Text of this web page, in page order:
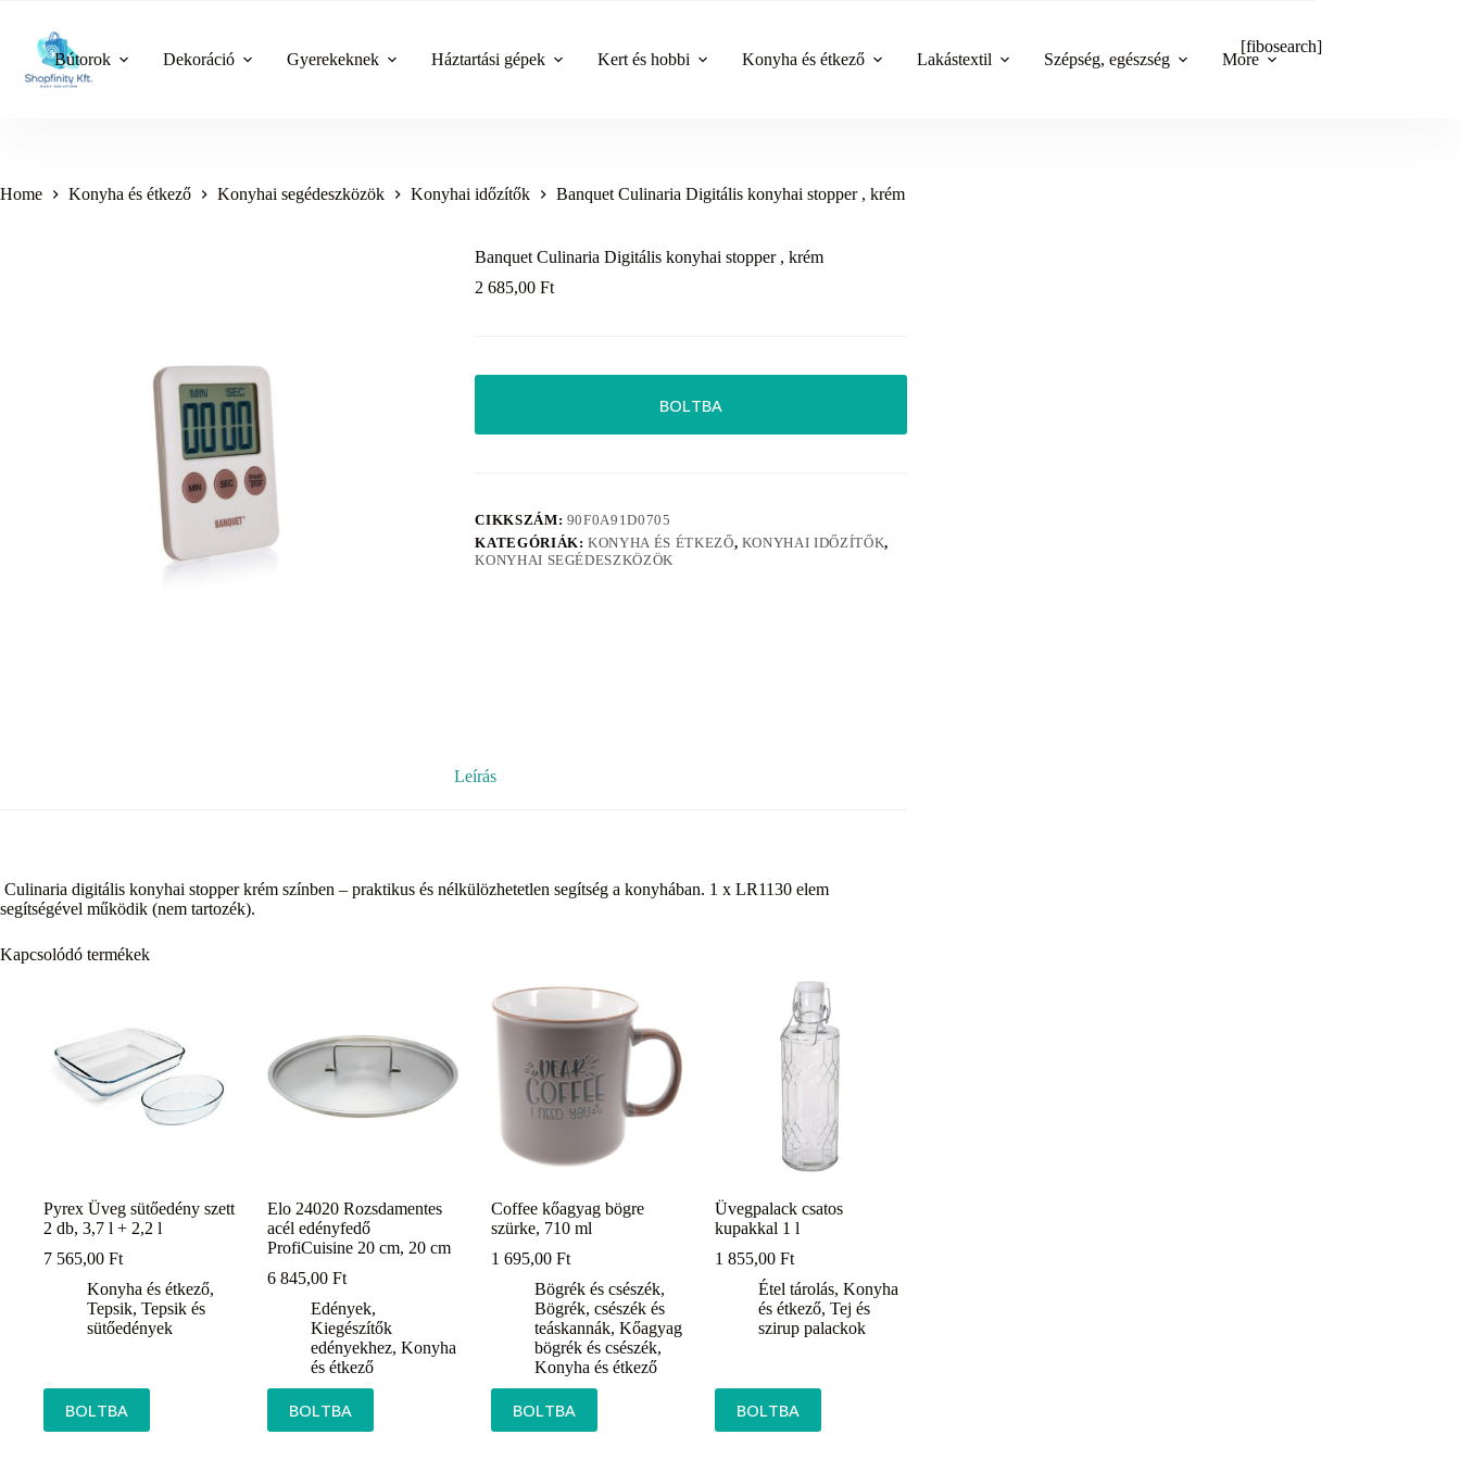
content
Bútorok Dekoráció Gyerekeknek Háztartási gépek Kert és hobbi Konyha és étkező Lakástextil Szépség, egészség More
[fibosearch]
Home Konyha és étkező Konyhai segédeszközök Konyhai időzítők Banquet Culinaria Digitális konyhai stopper , krém
Banquet Culinaria Digitális konyhai stopper , krém
2 685,00Ft
BOLTBA
CIKKSZÁM: 90F0A91D0705
KATEGÓRIÁK:KONYHA ÉS ÉTKEZŐ, KONYHAI IDŐZÍTŐK,
KONYHAI SEGÉDESZKÖZÖK
Leírás
Culinaria digitális konyhai stopper krém színben – praktikus és nélkülözhetetlen segítség a konyhában. 1 x LR1130 elem
segítségével működik (nem tartozék).
Kapcsolódó termékek
Pyrex Üveg sütőedény szett
2 db, 3,7 l + 2,2 l
7 565,00 Ft
Konyha és étkező,
Tepsik, Tepsik és
sütőedények
BOLTBA
Elo 24020 Rozsdamentes
acél edényfedő
ProfiCuisine 20 cm, 20 cm
6 845,00Ft
Edények,
Kiegészítők
edényekhez,Konyha
és étkező
BOLTBA
Coffee kőagyag bögre
szürke, 710 ml
1 695,00Ft
Bögrék és csészék,
Bögrék, csészék és
teáskannák,Kőagyag
bögrék és csészék,
Konyha és étkező
BOLTBA
Üvegpalack csatos
kupakkal 1 l
1 855,00Ft
Étel tárolás,Konyha
és étkező,Tej és
szirup palackok
BOLTBA